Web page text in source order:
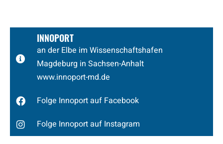
INNOPORT
an der Elbe im Wissenschaftshafen
Magdeburg in Sachsen-Anhalt
www.innoport-md.de
Folge Innoport auf Facebook
Folge Innoport auf Instagram